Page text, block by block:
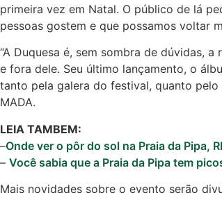
primeira vez em Natal. O público de lá
pessoas gostem e que possamos voltar
“A Duquesa é, sem sombra de dúvidas,
e fora dele. Seu último lançamento, o
tanto pela galera do festival, quanto
MADA.
LEIA TAMBEM:
–Onde ver o pôr do sol na Praia da Pipa,
– Você sabia que a Praia da Pipa tem
Mais novidades sobre o evento serão